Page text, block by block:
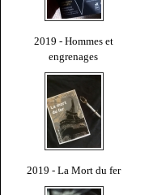
2019 - Hommes et
engrenages
2019 - La Mort du fer